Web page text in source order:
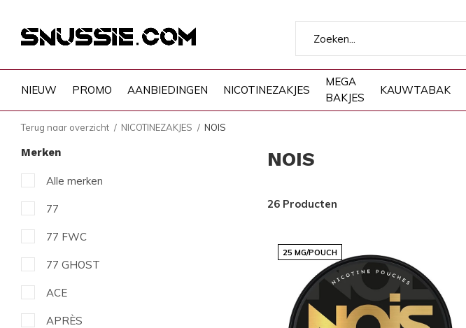
NIEUW PROMO AANBIEDINGEN NICOTINEZAKJES
MEGA
BAKJES
KAUWTABAK
Terug naar overzicht NICOTINEZAKJES NOIS
Merken
Alle merken
77
77 FWC
77 GHOST
ACE
APRÈS
NOIS
26 Producten
25 MG/POUCH